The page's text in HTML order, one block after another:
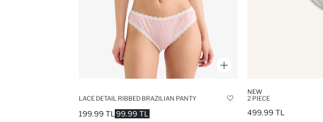
LACE DETAIL RIBBED BRAZILIAN PANTY
99.99 TL
199.99 TL
NEW
2 PIECE
499.99 TL